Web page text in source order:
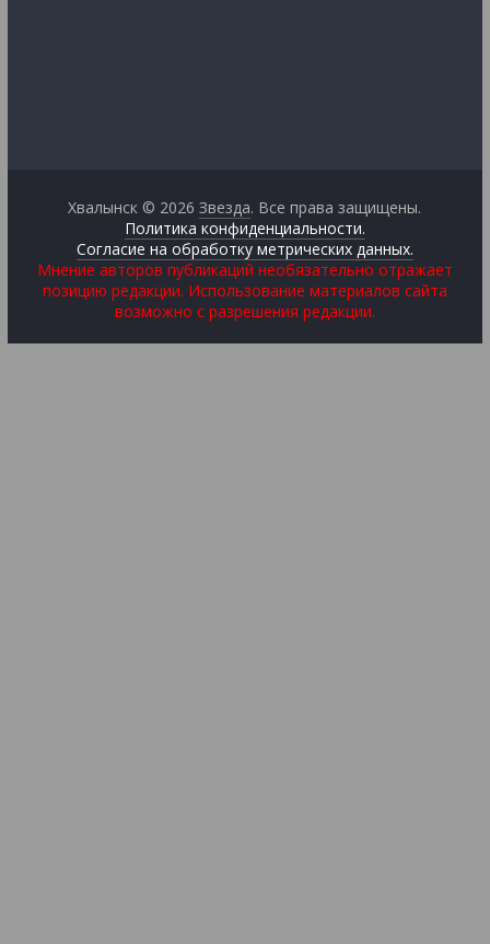
Хвалынск © 2026Звезда. Все права защищены.
Политика конфиденциальности.
Согласие на обработку метрических данных.
Мнение авторов публикаций необязательно отражает
позицию редакции. Использование материалов сайта
возможно с разрешения редакции.